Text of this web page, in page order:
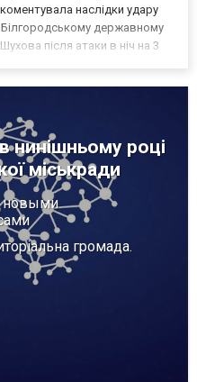
наслідки удару
державному
після атаки в ніч на 3
нинішньому році
міськради
новыми
громада.